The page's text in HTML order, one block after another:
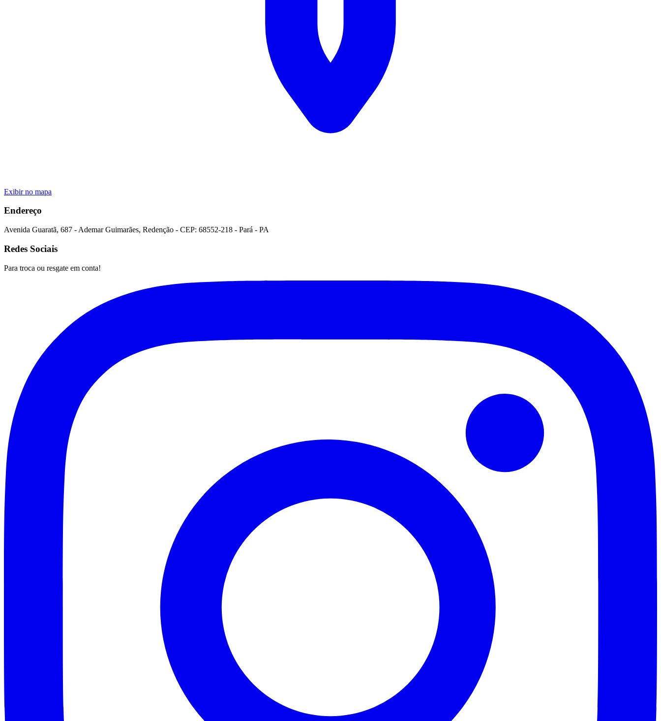
Exibir no mapa
Endereço
Avenida Guaratã, 687 - Ademar Guimarães, Redenção - CEP: 68552-218 - Pará - PA
Redes Sociais
Para troca ou resgate em conta!